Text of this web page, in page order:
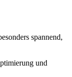
spannend,
und